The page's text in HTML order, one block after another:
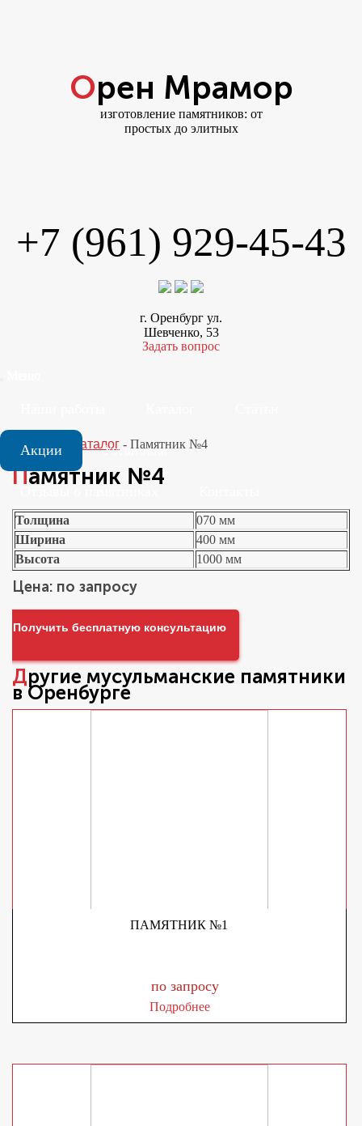
Орен Мрамор
изготовление памятников: от
простых до элитных
+7 (961) 929-45-43
г. Оренбург ул.
Шевченко, 53
Задать вопрос
Акции Установка
Главная Каталог - Памятник №4
Памятник №4
Толщина
070 мм
Ширина
400 мм
Высота
1000 мм
Цена: по запросу
Получить бесплатную консультацию
Другие мусульманские памятники
в Оренбурге
ПАМЯТНИК №1
по запросу
Подробнее